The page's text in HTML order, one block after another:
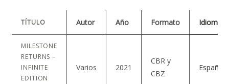
TÍTULO Autor Año Formato Idioma
MILESTONE
RETURNS –
INFINITE
EDITION
Varios 2021
CBR y
CBZ
Español